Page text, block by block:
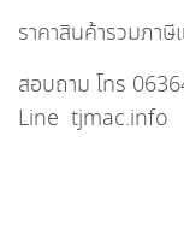
ราคาสินค้ารวมภา
สอบถาม โทร
Line tjmac.info